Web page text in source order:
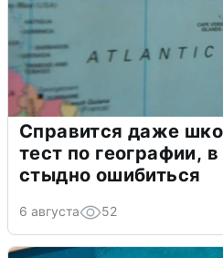
Справится даже
тест по географии,
стыдно ошибиться
6 августа 52